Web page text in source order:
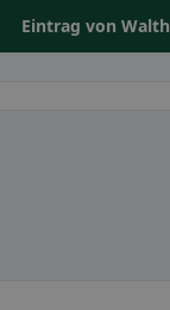
Eintrag von